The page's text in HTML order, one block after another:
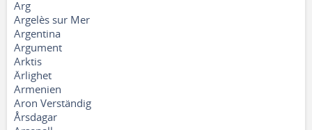
Arg
Argelès sur Mer
Argentina
Argument
Arktis
Ärlighet
Armenien
Aron Verständig
Årsdagar